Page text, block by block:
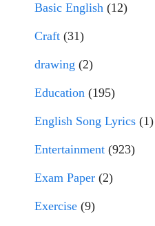
Basic English (12)
Craft (31)
drawing (2)
Education (195)
English Song Lyrics (1)
Entertainment (923)
Exam Paper (2)
Exercise (9)